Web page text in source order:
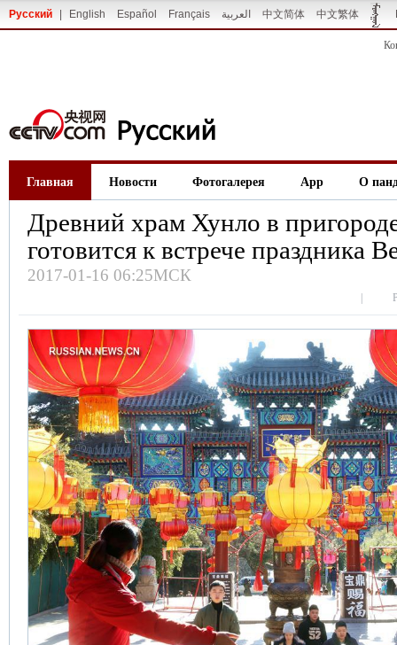
Русский English Español Français العربية 中文简体 中文繁体
Главная Новости Фотогалерея App О
Древний храм Хунло в
готовится к встрече праздника
2017-01-16 06:25МСК